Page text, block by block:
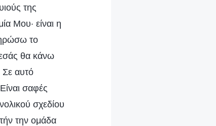
της
Μου· είναι η
το
θα κάνω
αυτό
σαφές
σχεδίου
την ομάδα